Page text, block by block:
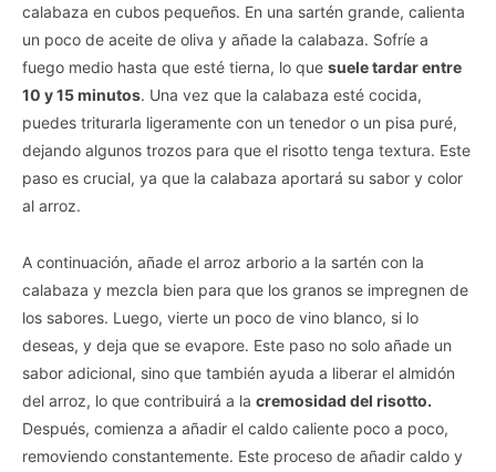
calabaza en cubos pequeños. En una sartén grande, calienta
un poco de aceite de oliva y añade la calabaza. Sofríe a
fuego medio hasta que esté tierna, lo que suele tardar entre
10 y 15 minutos. Una vez que la calabaza esté cocida,
puedes triturarla ligeramente con un tenedor o un pisa puré,
dejando algunos trozos para que el risotto tenga textura. Este
paso es crucial, ya que la calabaza aportará su sabor y color
al arroz.
A continuación, añade el arroz arborio a la sartén con la
calabaza y mezcla bien para que los granos se impregnen de
los sabores. Luego, vierte un poco de vino blanco, si lo
deseas, y deja que se evapore. Este paso no solo añade un
sabor adicional, sino que también ayuda a liberar el almidón
del arroz, lo que contribuirá a la cremosidad del risotto.
Después, comienza a añadir el caldo caliente poco a poco,
removiendo constantemente. Este proceso de añadir caldo y